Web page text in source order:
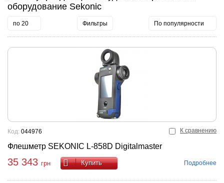
оборудование Sekonic
по 20 Фильтры По популярности
К сравнению
Флешметр SEKONIC L-858D Digitalmaster
Код: 044976
35 343 грн Купить Подробнее